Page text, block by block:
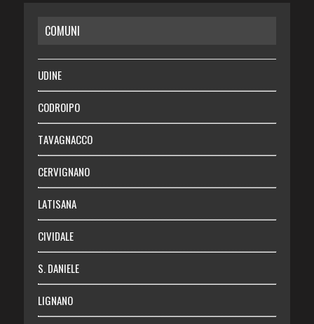
RISPARMIO
SALUTE
Necrologie
Chi siamo
Abbonati
Login
COMUNI
UDINE
CODROIPO
TAVAGNACCO
CERVIGNANO
LATISANA
CIVIDALE
S. DANIELE
LIGNANO